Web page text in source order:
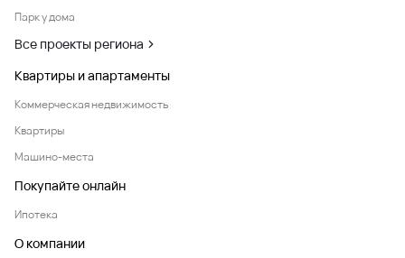
Парк у дома
Все проекты региона
Квартиры и апартаменты
Коммерческая недвижимость
Квартиры
Машино-места
Покупайте онлайн
Ипотека
О компании